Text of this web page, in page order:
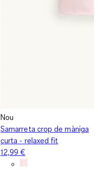
Nou
Samarreta crop de màniga
curta - relaxed fit
12,99 €